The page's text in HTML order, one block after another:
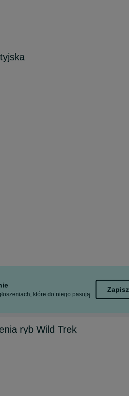
które do niego pasują.
Zapisz
ryb Wild Trek